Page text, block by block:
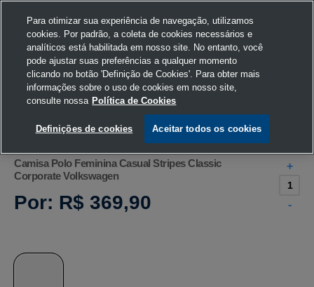
Home Volkswagen Vestuário Camisa Polo
Camisa Polo Feminina Casual Stripes Classic
Corporate Volkswagen
Por: R$ 369,90 -
+
Para otimizar sua experiência de navegação, utilizamos
cookies. Por padrão, a coleta de cookies necessários e
analíticos está habilitada em nosso site. No entanto, você
pode ajustar suas preferências a qualquer momento
clicando no botão 'Definição de Cookies'. Para obter mais
informações sobre o uso de cookies em nosso site,
consulte nossa Política de Cookies
Definições de cookies Aceitar todos os cookies